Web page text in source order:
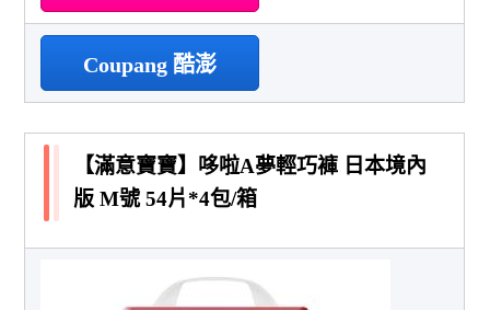
Coupang 酷澎
【滿意寶寶】哆啦A夢輕巧褲 日本境內
版 M號 54片*4包/箱